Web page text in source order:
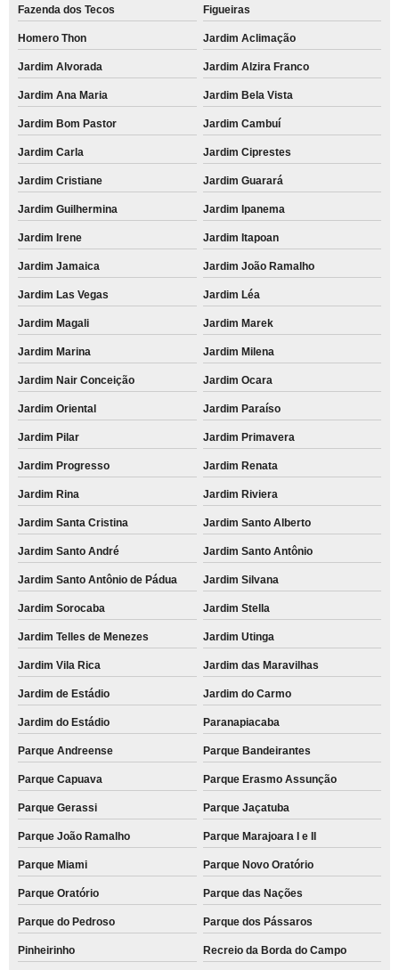
Fazenda dos Tecos Figueiras
Homero Thon Jardim Aclimação
Jardim Alvorada Jardim Alzira Franco
Jardim Ana Maria Jardim Bela Vista
Jardim Bom Pastor Jardim Cambuí
Jardim Carla Jardim Ciprestes
Jardim Cristiane Jardim Guarará
Jardim Guilhermina Jardim Ipanema
Jardim Irene Jardim Itapoan
Jardim Jamaica Jardim João Ramalho
Jardim Las Vegas Jardim Léa
Jardim Magali Jardim Marek
Jardim Marina Jardim Milena
Jardim Nair Conceição Jardim Ocara
Jardim Oriental Jardim Paraíso
Jardim Pilar Jardim Primavera
Jardim Progresso Jardim Renata
Jardim Rina Jardim Riviera
Jardim Santa Cristina Jardim Santo Alberto
Jardim Santo André Jardim Santo Antônio
Jardim Santo Antônio de Pádua Jardim Silvana
Jardim Sorocaba Jardim Stella
Jardim Telles de Menezes Jardim Utinga
Jardim Vila Rica Jardim das Maravilhas
Jardim de Estádio Jardim do Carmo
Jardim do Estádio Paranapiacaba
Parque Andreense Parque Bandeirantes
Parque Capuava Parque Erasmo Assunção
Parque Gerassi Parque Jaçatuba
Parque João Ramalho Parque Marajoara I e II
Parque Miami Parque Novo Oratório
Parque Oratório Parque das Nações
Parque do Pedroso Parque dos Pássaros
Pinheirinho Recreio da Borda do Campo